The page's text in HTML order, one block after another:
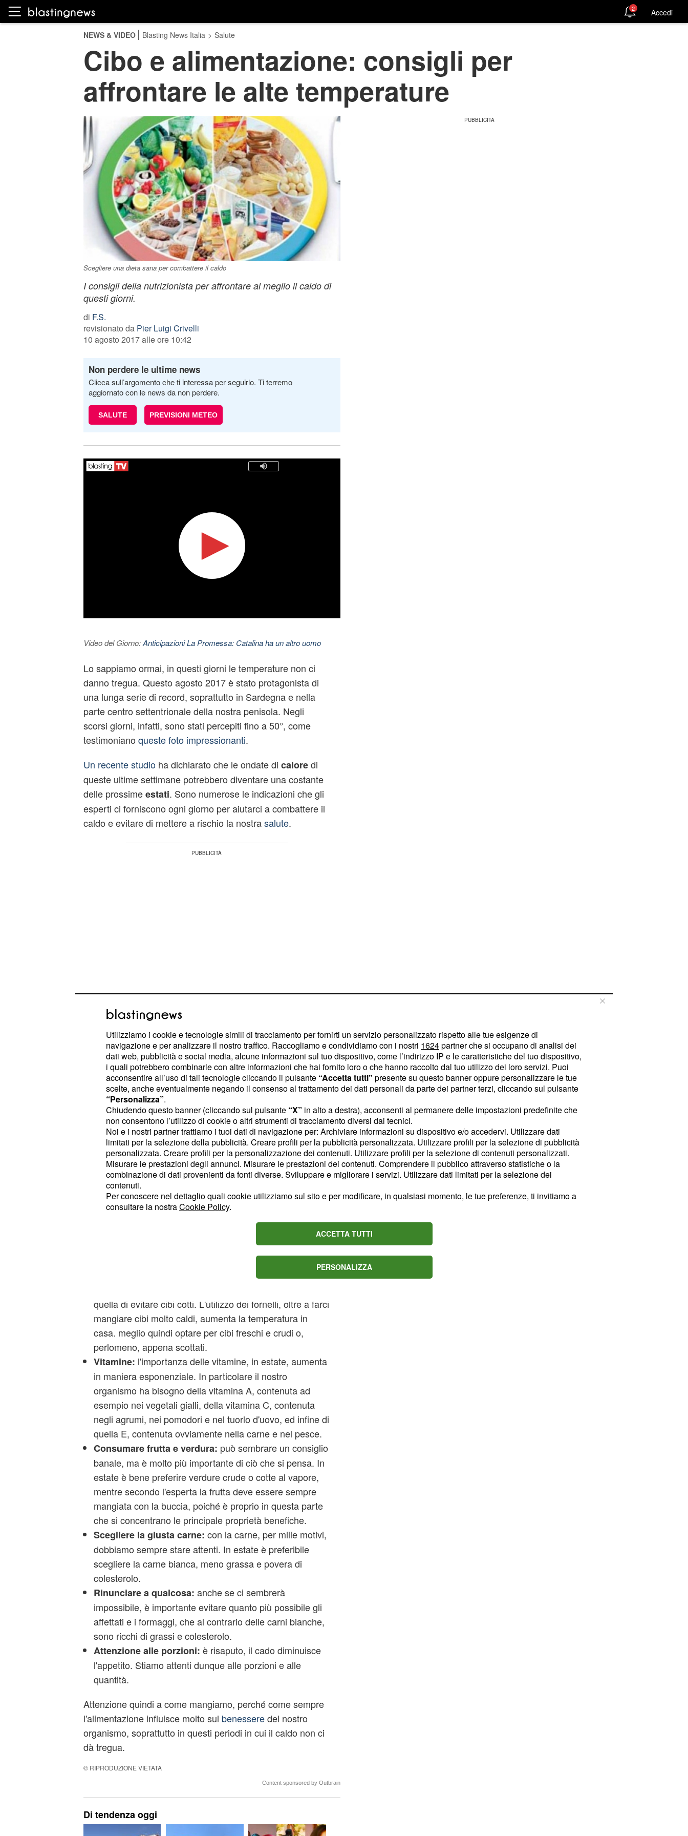
2 Accedi
NEWS & VIDEO Blasting News Italia > Salute
Cibo e alimentazione: consigli per
affrontare le alte temperature
Scegliere una dieta sana per combattere il caldo
I consigli della nutrizionista per affrontare al meglio il caldo di
questi giorni.
di F.S.
revisionato da Pier Luigi Crivelli
10 agosto 2017 alle ore 10:42
Non perdere le ultime news
Clicca sull’argomento che ti interessa per seguirlo. Ti terremo
aggiornato con le news da non perdere.
SALUTE PREVISIONI METEO
Video del Giorno:Anticipazioni La Promessa: Catalina ha un altro uomo
Lo sappiamo ormai, in questi giorni le temperature non ci
danno tregua. Questo agosto 2017 è stato protagonista di
una lunga serie di record, soprattutto in Sardegna e nella
parte centro settentrionale della nostra penisola. Negli
scorsi giorni, infatti, sono stati percepiti fino a 50°, come
testimoniano queste foto impressionanti.
Un recente studioha dichiarato che le ondate di caloredi
queste ultime settimane potrebbero diventare una costante
delle prossimeestati. Sono numerose le indicazioni che gli
esperti ci forniscono ogni giorno per aiutarci a combattere il
caldo e evitare di mettere a rischio la nostrasalute.
mangiare bene e con attenzione aiuta il nostro organismo
ad affrontare l'afa e a farci sentire meglio. I consigli arrivano
direttamente dalla nutrizionistaCarmen Campana, che ci
ha spiegato quali sono gli alimenti da preferire e quali quelli
da evitare in questi giorni così caldi.
Cosa mangiare per combattere il
caldo
Bere molta acqua:il consiglio più importante e, non a
caso, il primo, è certamente l'invito a bere molta acqua.
Sudare aiuta il nostro organismo a combattere il caldo,
presto. Bere tanto è un consiglio che è valido 365 giorni
all'anno, ma certamente in questo periodo è di
quella di evitare cibi cotti. L'utilizzo dei fornelli, oltre a farci
mangiare cibi molto caldi, aumenta la temperatura in
casa. meglio quindi optare per cibi freschi e crudi o,
perlomeno, appena scottati.
Vitamine: l'importanza delle vitamine, in estate, aumenta
in maniera esponenziale. In particolare il nostro
organismo ha bisogno della vitamina A, contenuta ad
esempio nei vegetali gialli, della vitamina C, contenuta
negli agrumi, nei pomodori e nel tuorlo d'uovo, ed infine di
quella E, contenuta ovviamente nella carne e nel pesce.
Consumare frutta e verdura: può sembrare un consiglio
banale, ma è molto più importante di ciò che si pensa. In
estate è bene preferire verdure crude o cotte al vapore,
mentre secondo l'esperta la frutta deve essere sempre
mangiata con la buccia, poiché è proprio in questa parte
che si concentrano le principale proprietà benefiche.
Scegliere la giusta carne: con la carne, per mille motivi,
dobbiamo sempre stare attenti. In estate è preferibile
scegliere la carne bianca, meno grassa e povera di
colesterolo.
Rinunciare a qualcosa: anche se ci sembrerà
impossibile, è importante evitare quanto più possibile gli
affettati e i formaggi, che al contrario delle carni bianche,
sono ricchi di grassi e colesterolo.
Attenzione alle porzioni: è risaputo, il cado diminuisce
l'appetito. Stiamo attenti dunque alle porzioni e alle
quantità.
Attenzione quindi a come mangiamo, perché come sempre
l'alimentazione influisce molto sul benesseredel nostro
organismo, soprattutto in questi periodi in cui il caldo non ci
dà tregua.
© RIPRODUZIONE VIETATA
Content sponsored by Outbrain
Di tendenza oggi
Utilizziamo i cookie e tecnologie simili di tracciamento per fornirti un servizio personalizzato rispetto alle tue esigenze di
navigazione e per analizzare il nostro traffico. Raccogliamo e condividiamo con i nostri 1624partner che si occupano di analisi dei
dati web, pubblicità e social media, alcune informazioni sul tuo dispositivo, come l’indirizzo IP e le caratteristiche del tuo dispositivo,
i quali potrebbero combinarle con altre informazioni che hai fornito loro o che hanno raccolto dal tuo utilizzo dei loro servizi. Puoi
acconsentire all’uso di tali tecnologie cliccando il pulsante “Accetta tutti” presente su questo banner oppure personalizzare le tue
scelte, anche eventualmente negando il consenso al trattamento dei dati personali da parte dei partner terzi, cliccando sul pulsante
“Personalizza”.
Chiudendo questo banner (cliccando sul pulsante “X” in alto a destra), acconsenti al permanere delle impostazioni predefinite che
non consentono l’utilizzo di cookie o altri strumenti di tracciamento diversi dai tecnici.
Noi e i nostri partner trattiamo i tuoi dati di navigazione per: Archiviare informazioni su dispositivo e/o accedervi. Utilizzare dati
limitati per la selezione della pubblicità. Creare profili per la pubblicità personalizzata. Utilizzare profili per la selezione di pubblicità
personalizzata. Creare profili per la personalizzazione dei contenuti. Utilizzare profili per la selezione di contenuti personalizzati.
Misurare le prestazioni degli annunci. Misurare le prestazioni dei contenuti. Comprendere il pubblico attraverso statistiche o la
combinazione di dati provenienti da fonti diverse. Sviluppare e migliorare i servizi. Utilizzare dati limitati per la selezione dei
contenuti.
Per conoscere nel dettaglio quali cookie utilizziamo sul sito e per modificare, in qualsiasi momento, le tue preferenze, ti invitiamo a
consultare la nostraCookie Policy.
ACCETTA TUTTI
PERSONALIZZA